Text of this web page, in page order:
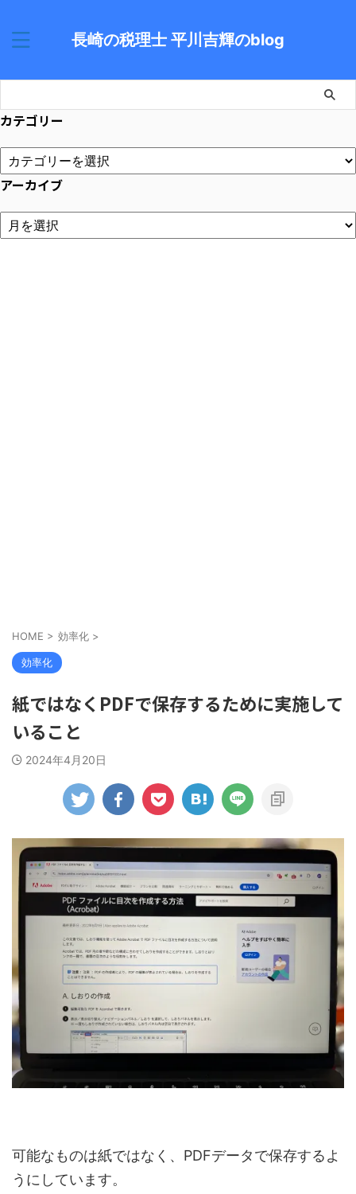
長崎の税理士 平川吉輝のblog
カテゴリー
アーカイブ
HOME > 効率化 >
効率化
紙ではなくPDFで保存するために実施して
いること
2024年4月20日
可能なものは紙ではなく、PDFデータで保存するよ
うにしています。